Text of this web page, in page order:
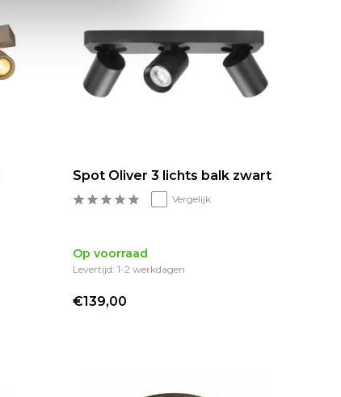
Spot Oliver 3 lichts balk zwart
Vergelijk
Op voorraad
Levertijd: 1-2 werkdagen
€139,00